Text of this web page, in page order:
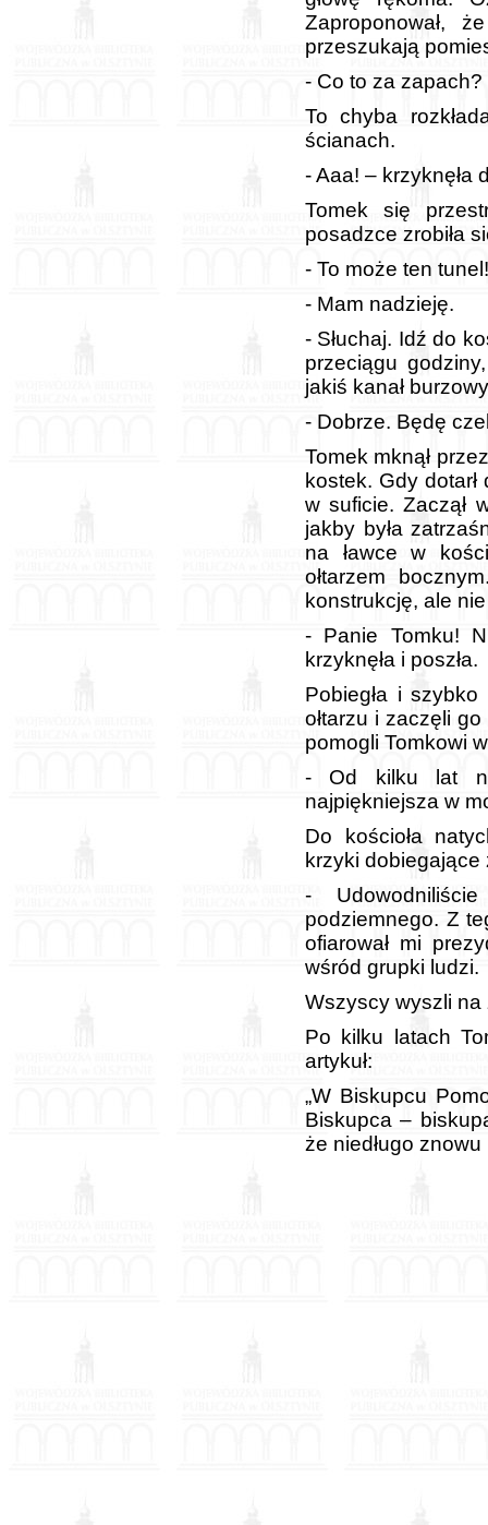
Zaproponował,
przeszukają
- Co to za zapach?
To chyba
ścianach.
- Aaa! – krzyknęła
Tomek się
posadzce zrobiła
- To może ten
- Mam nadzieję.
- Słuchaj. Idź do
przeciągu
jakiś kanał
- Dobrze. Będę
Tomek mknął
kostek. Gdy
w suficie. Zaczął
jakby była
na ławce w
ołtarzem
konstrukcję, ale nie
- Panie Tomku!
krzyknęła i poszła.
Pobiegła i
ołtarzu i zaczęli
pomogli Tomkowi
- Od kilku lat
najpiękniejsza w
Do kościoła
krzyki dobiegające
-
podziemnego. Z
ofiarował mi
wśród grupki ludzi.
Wszyscy wyszli na
Po kilku latach
artykuł:
„W Biskupcu
Biskupca –
że niedługo